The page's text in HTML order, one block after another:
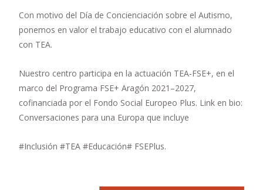
Con motivo del Día de Concienciación sobre el Autismo,
ponemos en valor el trabajo educativo con el alumnado
con TEA.
Nuestro centro participa en la actuación TEA-FSE+, en el
marco del Programa FSE+ Aragón 2021–2027,
cofinanciada por el Fondo Social Europeo Plus. Link en bio:
Conversaciones para una Europa que incluye
#Inclusión #TEA #Educación# FSEPlus.